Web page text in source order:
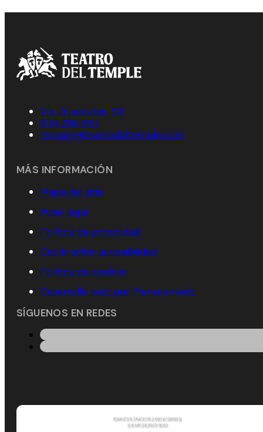
Vía Universitas, 30
976 298 865
temple@teatrodeltemple.com
MÁS INFORMACIÓN
Mapa del sitio
Aviso legal
Política de privacidad
Declaración accesibilidad
Política de cookies
Desarrollo web por Piensaenweb
SÍGUENOS EN REDES